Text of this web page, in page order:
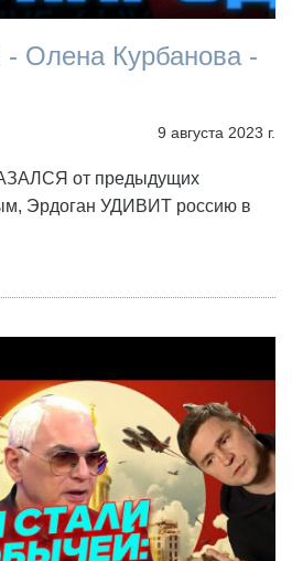
- Олена Курбанова -
9 августа 2023 г.
от предыдущих
Эрдоган УДИВИТ россию в